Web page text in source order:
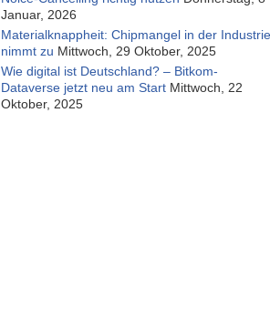
Januar, 2026
Materialknappheit: Chipmangel in der Industrie
nimmt zu Mittwoch, 29 Oktober, 2025
Wie digital ist Deutschland? – Bitkom-
Dataverse jetzt neu am Start Mittwoch, 22
Oktober, 2025